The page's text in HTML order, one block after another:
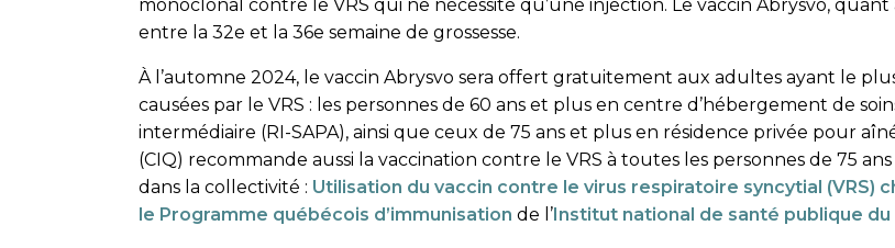
monoclonal contre le VRS qui ne nécessite qu’une injection. Le vaccin Abrysvo,
entre la 32e et la 36e semaine de grossesse.
À l’automne 2024, le vaccin Abrysvo sera offert gratuitement aux adultes ayant le
causées par le VRS : les personnes de 60 ans et plus en centre d’hébergement de
intermédiaire (RI-SAPA), ainsi que ceux de 75 ans et plus en résidence privée pour
(CIQ) recommande aussi la vaccination contre le VRS à toutes les personnes de 75
dans la collectivité : Utilisation du vaccin contre le virus respiratoire syncytial (VRS)
le Programme québécois d’immunisation de l’Institut national de santé publique du